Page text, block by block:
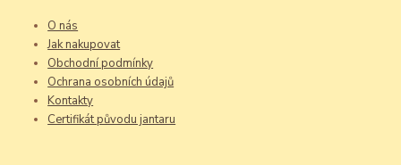
O nás
Jak nakupovat
Obchodní podmínky
Ochrana osobních údajů
Kontakty
Certifikát původu jantaru